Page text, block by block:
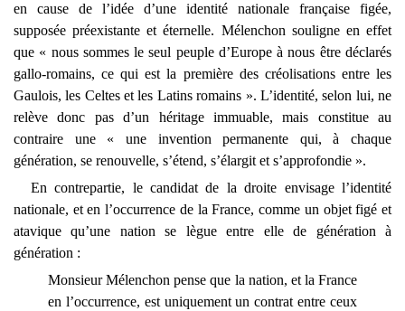
en cause de l’idée d’une identité nationale française figée,
supposée préexistante et éternelle. Mélenchon souligne en effet
que « nous sommes le seul peuple d’Europe à nous être déclarés
gallo-romains, ce qui est la première des créolisations entre les
Gaulois, les Celtes et les Latins romains ». L’identité, selon lui, ne
relève donc pas d’un héritage immuable, mais constitue au
contraire une « une invention permanente qui, à chaque
génération, se renouvelle, s’étend, s’élargit et s’approfondie ».
En contrepartie, le candidat de la droite envisage l’identité
nationale, et en l’occurrence de la France, comme un objet figé et
atavique qu’une nation se lègue entre elle de génération à
génération :
Monsieur Mélenchon pense que la nation, et la France
en l’occurrence, est uniquement un contrat entre ceux